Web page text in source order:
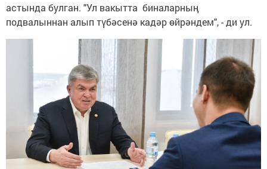
астында булган. "Ул вакытта биналарның
подвалыннан алып түбәсенә кадәр өйрәндем", - ди ул.